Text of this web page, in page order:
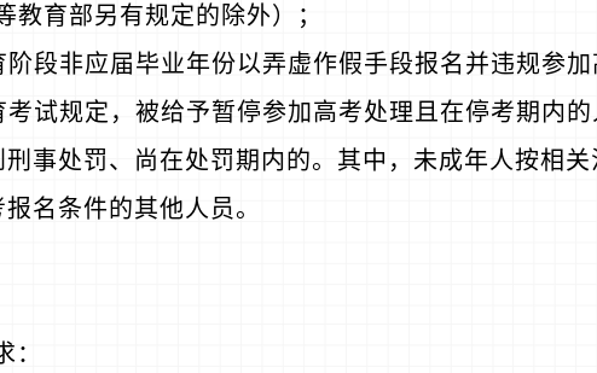
育部另有规定的除外）；
段非应届毕业年份以弄虚作假手段报名并违规参加
试规定，被给予暂停参加高考处理且在停考期内的
事处罚、尚在处罚期内的。其中，未成年人按相关
名条件的其他人员。
：